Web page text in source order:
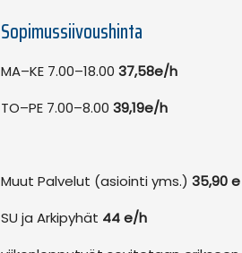
Sopimussiivoushinta
MA–KE 7.00–18.00 37,58e/h
TO–PE 7.00–8.00 39,19e/h
Muut Palvelut (asiointi yms.) 35,90 e
SU ja Arkipyhät 44 e/h